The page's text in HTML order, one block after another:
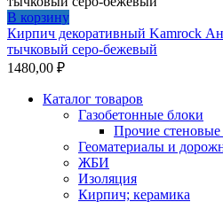
В корзину
Кирпич декоративный Kamrock
тычковый серо-бежевый
1480,00 ₽
Каталог товаров
Газобетонные блоки
Прочие стеновые
Геоматериалы и
ЖБИ
Изоляция
Кирпич; керамика